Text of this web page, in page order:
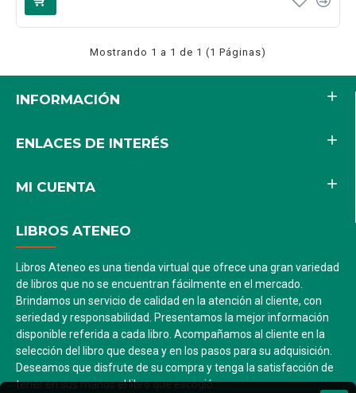
Mostrando 1 a 1 de 1 (1 Páginas)
INFORMACIÓN
ENLACES DE INTERÉS
MI CUENTA
LIBROS ATENEO
Libros Ateneo es una tienda virtual que ofrece una gran variedad
de libros que no se encuentran fácilmente en el mercado.
Brindamos un servicio de calidad en la atención al cliente, con
seriedad y responsabilidad. Presentamos la mejor información
disponible referida a cada libro. Acompañamos al cliente en la
selección del libro que desea y en los pasos para su adquisición.
Deseamos que disfrute de su compra y tenga la satisfacción de
tener en sus manos el libro que escogió.